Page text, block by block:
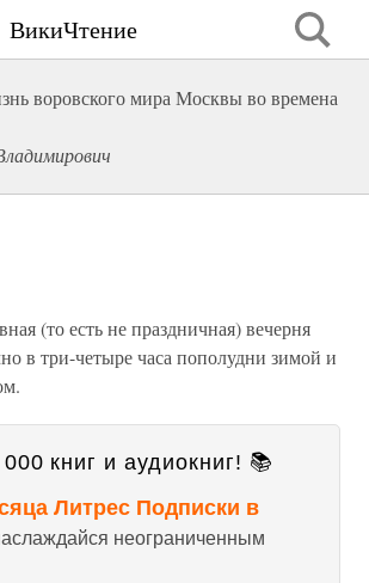
ВикиЧтение
воровского мира Москвы во времена
(то есть не праздничная) вечерня
в три-четыре часа пополудни зимой и
книг и аудиокниг! 📚
Литрес Подписки в
неограниченным